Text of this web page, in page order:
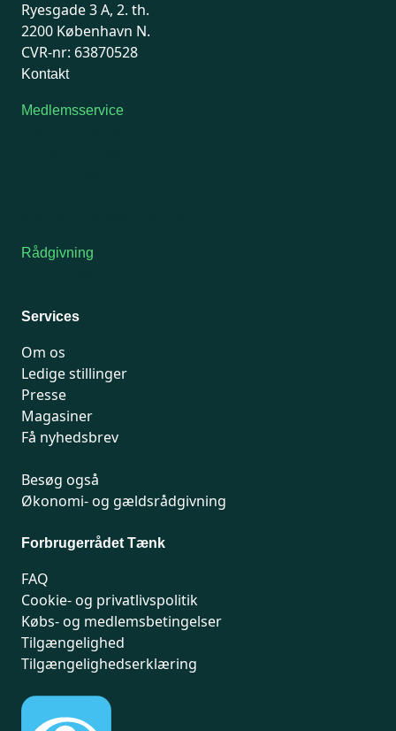
Ryesgade 3 A, 2. th.
2200 København N.
CVR-nr: 63870528
Kontakt
Medlemsservice
Rådgivning
Services
Om os
Ledige stillinger
Presse
Magasiner
Få nyhedsbrev
Besøg også
Økonomi- og gældsrådgivning
Forbrugerrådet Tænk
FAQ
Cookie- og privatlivspolitik
Købs- og medlemsbetingelser
Tilgængelighed
Tilgængelighedserklæring